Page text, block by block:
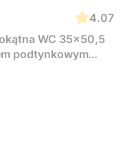
4.07
WC 35x50,5
podtynkowym